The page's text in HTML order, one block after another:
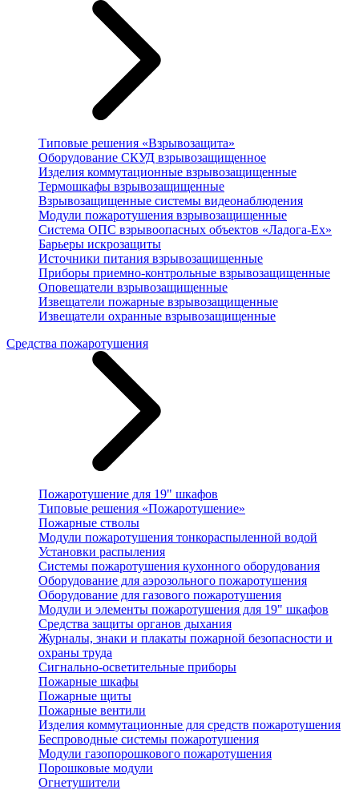
Типовые решения «Взрывозащита»
Оборудование СКУД взрывозащищенное
Изделия коммутационные взрывозащищенные
Термошкафы взрывозащищенные
Взрывозащищенные системы видеонаблюдения
Модули пожаротушения взрывозащищенные
Система ОПС взрывоопасных объектов «Ладога-Ex»
Барьеры искрозащиты
Источники питания взрывозащищенные
Приборы приемно-контрольные взрывозащищенные
Оповещатели взрывозащищенные
Извещатели пожарные взрывозащищенные
Извещатели охранные взрывозащищенные
Средства пожаротушения
Пожаротушение для 19" шкафов
Типовые решения «Пожаротушение»
Пожарные стволы
Модули пожаротушения тонкораспыленной водой
Установки распыления
Системы пожаротушения кухонного оборудования
Оборудование для аэрозольного пожаротушения
Оборудование для газового пожаротушения
Модули и элементы пожаротушения для 19" шкафов
Средства защиты органов дыхания
Журналы, знаки и плакаты пожарной безопасности и
охраны труда
Сигнально-осветительные приборы
Пожарные шкафы
Пожарные щиты
Пожарные вентили
Изделия коммутационные для средств пожаротушения
Беспроводные системы пожаротушения
Модули газопорошкового пожаротушения
Порошковые модули
Огнетушители